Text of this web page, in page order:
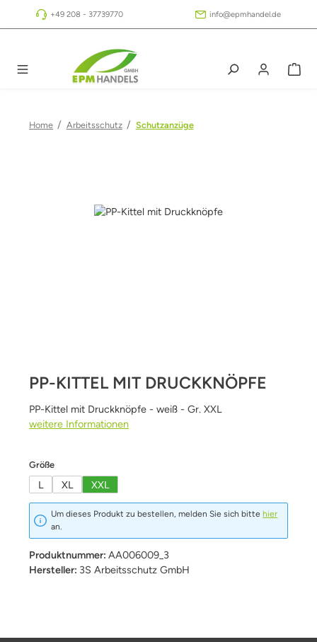
Zum Hauptinhalt springen
+49 208 - 37739770 info@epmhandel.de
Home / Arbeitsschutz / Schutzanzüge
Bildergalerie überspringen
PP-KITTEL MIT DRUCKKNÖPFE
PP-Kittel mit Druckknöpfe - weiß - Gr. XXL
weitere Informationen
Größeauswählen
L XL XXL
Um dieses Produkt zu bestellen, melden Sie sich bitte hier
an.
Produktnummer: AA006009_3
Hersteller: 3S Arbeitsschutz GmbH